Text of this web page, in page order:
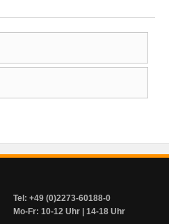
Tel: +49 (0)2273-60188-0
Mo-Fr: 10-12 Uhr | 14-18 Uhr